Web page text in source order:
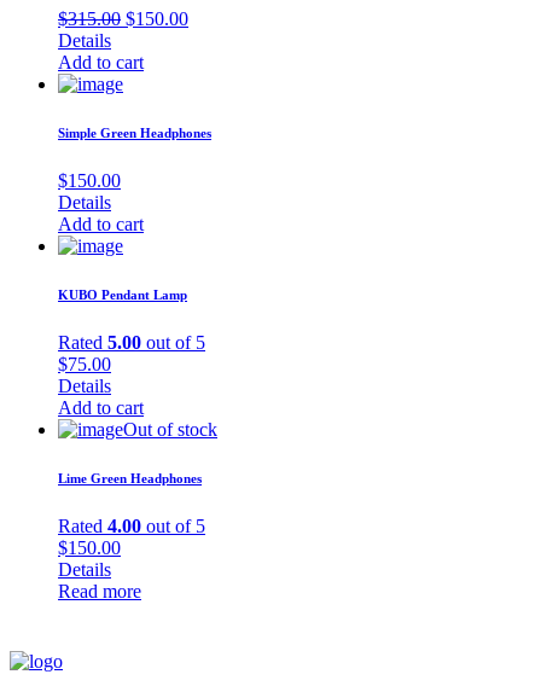
$315.00 Original
was:
$150.00Current
Details
Add to cart
Simple Green Headphones
$150.00
Details
Add to cart
KUBO Pendant Lamp
Rated 5.00 out of 5
$75.00
Details
Add to cart
Out of stock
Lime Green Headphones
Rated 4.00 out of 5
$150.00
Details
Read more